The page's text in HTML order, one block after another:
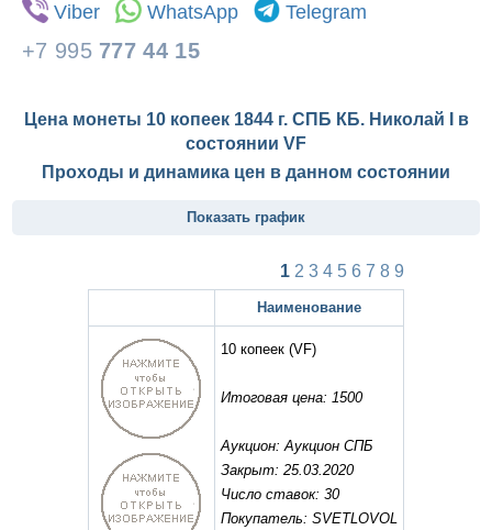
Viber
WhatsApp Telegram
+7 995 777 44 15
Цена монеты 10 копеек 1844 г. СПБ КБ. Николай I в
состоянии VF
Проходы и динамика цен в данном состоянии
Показать график
1 2 3 4 5 6 7 8 9
Наименование
10 копеек (VF)
Итоговая цена: 1500
Аукцион: Аукцион СПБ
Закрыт: 25.03.2020
Число ставок: 30
Покупатель: SVETLOVOL